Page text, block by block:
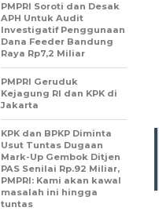
PMPRI Soroti dan Desak
APH Untuk Audit
Investigatif Penggunaan
Dana Feeder Bandung
Raya Rp7,2 Miliar
PMPRI Geruduk
Kejagung RI dan KPK di
Jakarta
KPK dan BPKP Diminta
Usut Tuntas Dugaan
Mark-Up Gembok Ditjen
PAS Senilai Rp.92 Miliar,
PMPRI: Kami akan kawal
masalah ini hingga
tuntas